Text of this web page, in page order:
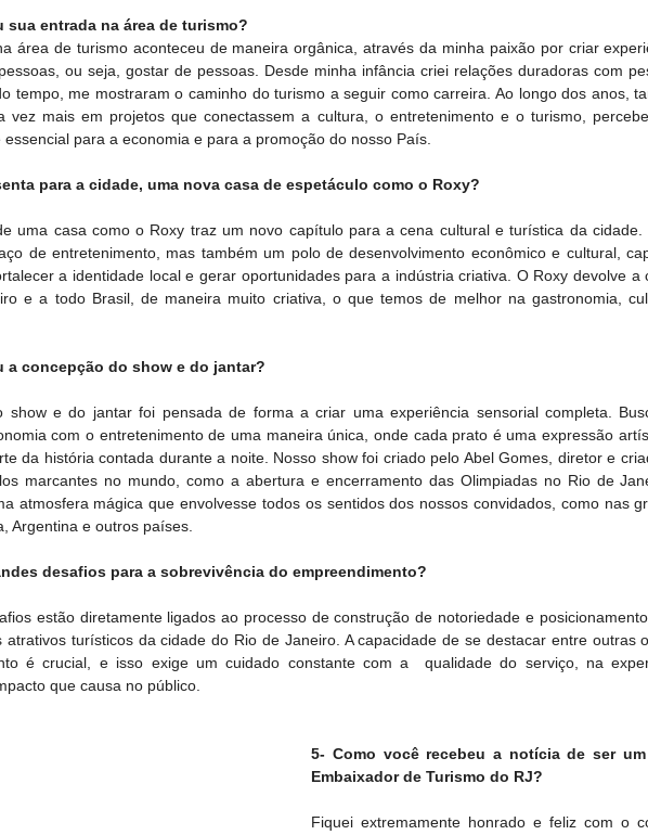
sua entrada na área de turismo?
área de turismo aconteceu de maneira orgânica, através da minha paixão por criar
ou seja, gostar de pessoas. Desde minha infância criei relações duradoras com
tempo, me mostraram o caminho do turismo a seguir como carreira. Ao longo dos anos,
vez mais em projetos que conectassem a cultura, o entretenimento e o turismo,
para a economia e para a promoção do nosso País.
para a cidade, uma nova casa de espetáculo como o Roxy?
uma casa como o Roxy traz um novo capítulo para a cena cultural e turística da cidade.
de entretenimento, mas também um polo de desenvolvimento econômico e cultural,
a identidade local e gerar oportunidades para a indústria criativa. O Roxy devolve a
e a todo Brasil, de maneira muito criativa, o que temos de melhor na gastronomia,
a concepção do show e do jantar?
show e do jantar foi pensada de forma a criar uma experiência sensorial completa.
com o entretenimento de uma maneira única, onde cada prato é uma expressão
da história contada durante a noite. Nosso show foi criado pelo Abel Gomes, diretor e
marcantes no mundo, como a abertura e encerramento das Olimpiadas no Rio de
atmosfera mágica que envolvesse todos os sentidos dos nossos convidados, como nas
Argentina e outros países.
desafios para a sobrevivência do empreendimento?
estão diretamente ligados ao processo de construção de notoriedade e
atrativos turísticos da cidade do Rio de Janeiro. A capacidade de se destacar entre outras
é crucial, e isso exige um cuidado constante com a  qualidade do serviço, na
que causa no público.
5- Como você recebeu a notícia de ser
Embaixador de Turismo do RJ?
Fiquei extremamente honrado e feliz com o